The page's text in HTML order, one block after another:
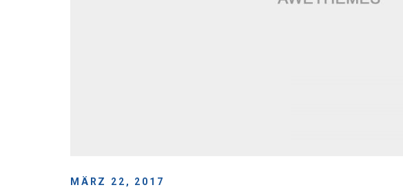
MÄRZ 22, 2017